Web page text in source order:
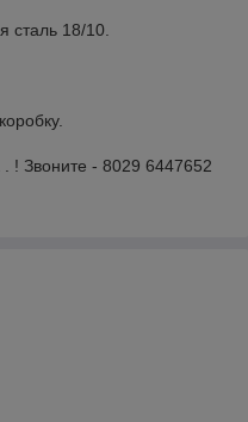
сталь 18/10.
! Звоните - 8029 6447652